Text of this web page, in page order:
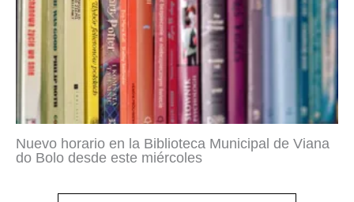
Nuevo horario en la Biblioteca Municipal de Viana
do Bolo desde este miércoles